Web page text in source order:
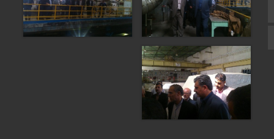
زبان انگلیسی
زبان عربی